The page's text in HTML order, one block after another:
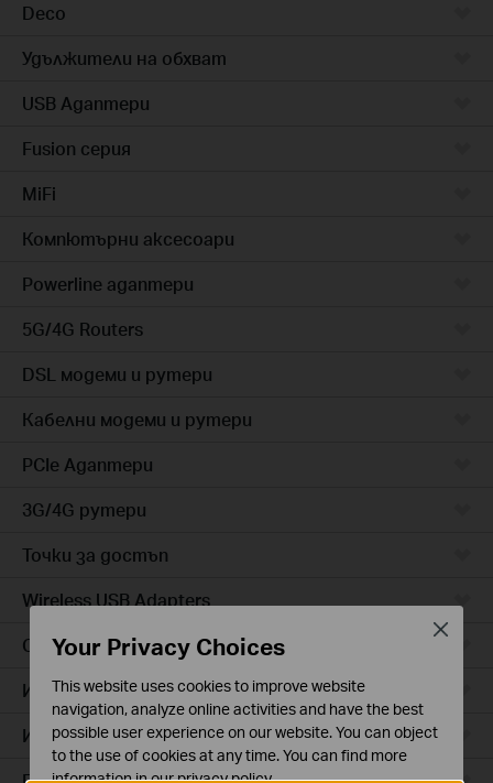
Deco
Удължители на обхват
USB Адаптери
Fusion серия
MiFi
Компютърни аксесоари
Powerline адаптери
5G/4G Routers
DSL модеми и рутери
Кабелни модеми и рутери
PCIe Адаптери
3G/4G рутери
Точки за достъп
Wireless USB Adapters
Cloud камери
Интелигентни контакти
Интелигентно осветление
Your Privacy Choices
This website uses cookies to improve website
navigation, analyze online activities and have the best
possible user experience on our website. You can object
to the use of cookies at any time. You can find more
information in ourprivacy policy.
Close